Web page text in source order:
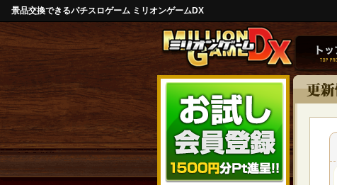
景品交換できるパチスロゲーム ミリオンゲームDX